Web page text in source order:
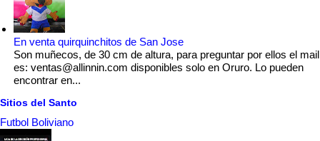
En venta quirquinchitos de San Jose
Son muñecos, de 30 cm de altura, para preguntar por ellos el mail
es: ventas@allinnin.com disponibles solo en Oruro. Lo pueden
encontrar en...
Sitios del Santo
Futbol Boliviano